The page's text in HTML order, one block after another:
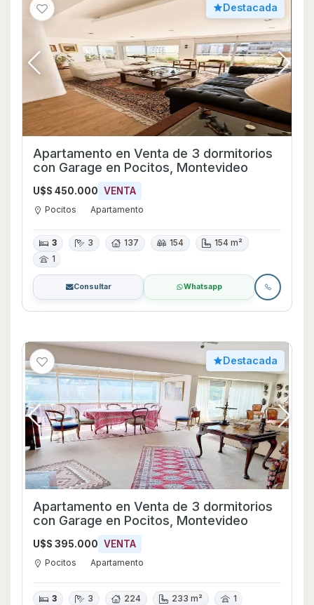
Destacada
Apartamento en Venta de 3 dormitorios
con Garage en Pocitos, Montevideo
U$S 450.000 VENTA
Pocitos Apartamento
3 3 137 154
154 m²
1
Consultar Whatsapp
Destacada
Apartamento en Venta de 3 dormitorios
con Garage en Pocitos, Montevideo
U$S 395.000 VENTA
Pocitos Apartamento
3 3 224 233 m² 1